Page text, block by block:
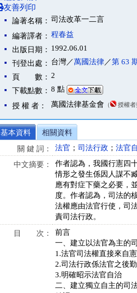
友善列印
論著名稱： 司法改革一二言
編著譯者： 程春益
出版日期： 1992.06.01
刊登出處： 台灣／萬國法律／第 63
頁 數： 2
下載點數： 8 點
授 權 者：
萬國法律基金會 （ 授權者
基本資料
相關資料
關 鍵 詞：
法官 ； 司法行政 ； 法官
中文摘要：
作者認為，我國行憲四
情形之發生係因人謀不
應有對症下藥之必要，
度。作者認為，司法的
法權應由法官行使，司
責司法行政。
目 次：
前言
一、建立以法官為主的
1.法官司法權直接來自
2.司法行政係法官之後
3.明確昭示法官自治
二、建立獨立自主的司